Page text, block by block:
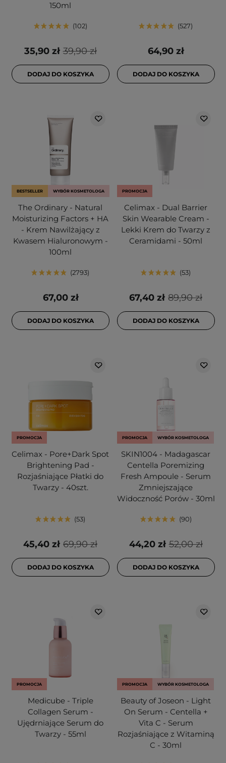
150ml
102
39,90 zł
35,90 zł
DODAJ DO KOSZYKA
527
64,90 zł
DODAJ DO KOSZYKA
BESTSELLER WYBÓR KOSMETOLOGA
The Ordinary - Natural
Moisturizing Factors + HA
- Krem Nawilżający z
Kwasem Hialuronowym -
100ml
2793
67,00 zł
DODAJ DO KOSZYKA
PROMOCJA
Celimax - Dual Barrier
Skin Wearable Cream -
Lekki Krem do Twarzy z
Ceramidami - 50ml
53
89,90 zł
67,40 zł
DODAJ DO KOSZYKA
PROMOCJA
Celimax - Pore+Dark Spot
Brightening Pad -
Rozjaśniające Płatki do
Twarzy - 40szt.
53
69,90 zł
45,40 zł
DODAJ DO KOSZYKA
PROMOCJA WYBÓR KOSMETOLOGA
SKIN1004 - Madagascar
Centella Poremizing
Fresh Ampoule - Serum
Zmniejszające
Widoczność Porów - 30ml
90
52,00 zł
44,20 zł
DODAJ DO KOSZYKA
PROMOCJA
Medicube - Triple
Collagen Serum -
Ujędrniające Serum do
Twarzy - 55ml
PROMOCJA WYBÓR KOSMETOLOGA
Beauty of Joseon - Light
On Serum - Centella +
Vita C - Serum
Rozjaśniające z Witaminą
C - 30ml